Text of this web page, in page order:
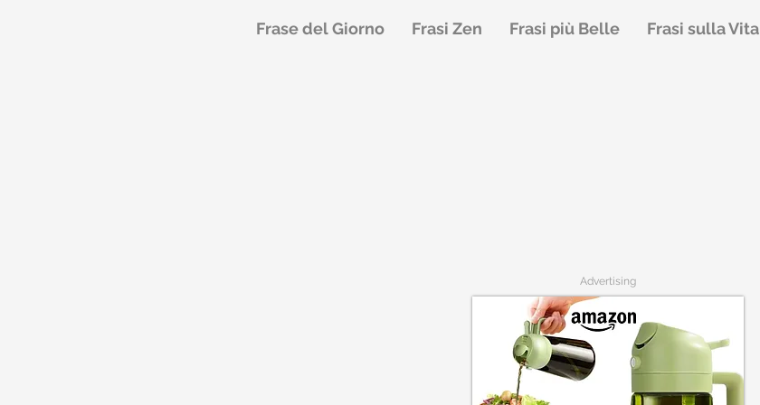
Frase del Giorno Frasi Zen Frasi più Belle Frasi sulla Vita
Advertising